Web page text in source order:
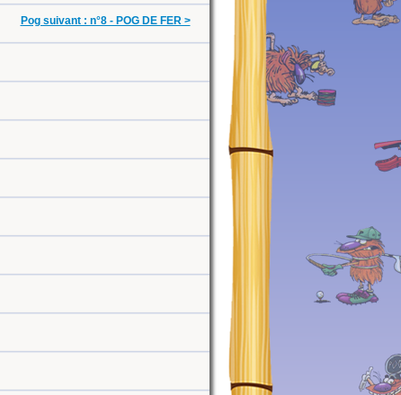
Pog suivant : n°8 - POG DE FER >